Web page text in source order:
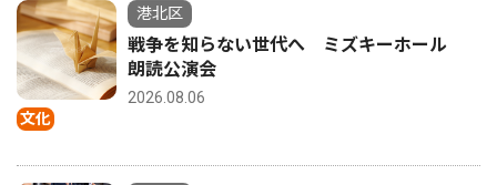
文化
港北区
戦争を知らない世代へ ミズキーホール
朗読公演会
2026.08.06